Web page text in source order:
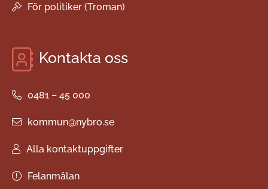
För politiker (Troman)
Kontakta oss
0481 – 45 000
kommun@nybro.se
Alla kontaktuppgifter
Felanmälan